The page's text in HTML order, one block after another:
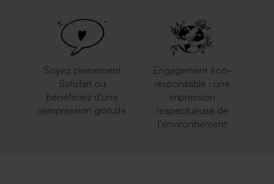
Soyez pleinement
Satisfait ou
bénéficiez d'une
réimpression gratuite
Engagement éco-
responsable : une
impression
respectueuse de
l'environnement